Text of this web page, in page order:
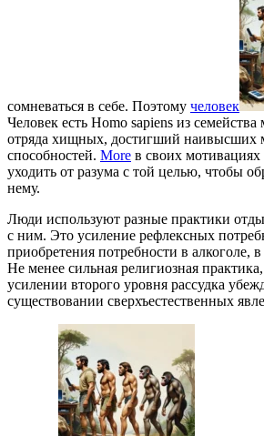
сомневаться в себе. Поэтому человек
Человек есть Homo sapiens из
отряда хищных, достигший наивысших
способностей. More в своих
уходить от разума с той целью, чтобы
нему.
Люди используют разные практики
с ним. Это усиление рефлексных
приобретения потребности в алкоголе,
Не менее сильная религиозная
усилении второго уровня рассудка
существовании сверхъестественных